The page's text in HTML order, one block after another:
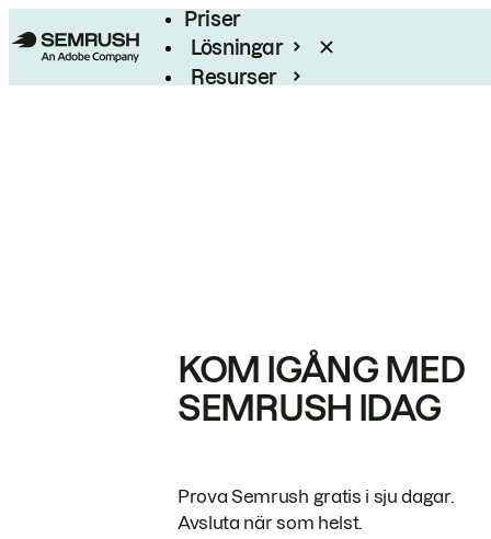
Priser
Lösningar
Resurser
KOM IGÅNG MED
SEMRUSH IDAG
Prova Semrush gratis i sju dagar.
Avsluta när som helst.